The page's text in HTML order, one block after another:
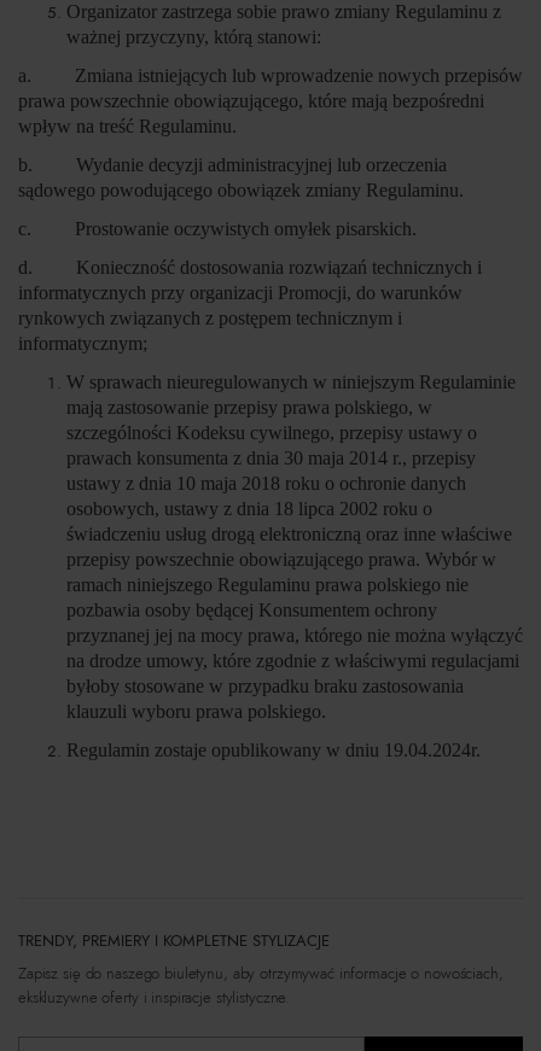
Organizator zastrzega sobie prawo zmiany Regulaminu z
ważnej przyczyny, którą stanowi:
a. Zmiana istniejących lub wprowadzenie nowych przepisów
prawa powszechnie obowiązującego, które mają bezpośredni
wpływ na treść Regulaminu.
b. Wydanie decyzji administracyjnej lub orzeczenia
sądowego powodującego obowiązek zmiany Regulaminu.
c. Prostowanie oczywistych omyłek pisarskich.
d. Konieczność dostosowania rozwiązań technicznych i
informatycznych przy organizacji Promocji, do warunków
rynkowych związanych z postępem technicznym i
informatycznym;
W sprawach nieuregulowanych w niniejszym Regulaminie
mają zastosowanie przepisy prawa polskiego, w
szczególności Kodeksu cywilnego, przepisy ustawy o
prawach konsumenta z dnia 30 maja 2014 r., przepisy
ustawy z dnia 10 maja 2018 roku o ochronie danych
osobowych, ustawy z dnia 18 lipca 2002 roku o
świadczeniu usług drogą elektroniczną oraz inne właściwe
przepisy powszechnie obowiązującego prawa. Wybór w
ramach niniejszego Regulaminu prawa polskiego nie
pozbawia osoby będącej Konsumentem ochrony
przyznanej jej na mocy prawa, którego nie można wyłączyć
na drodze umowy, które zgodnie z właściwymi regulacjami
byłoby stosowane w przypadku braku zastosowania
klauzuli wyboru prawa polskiego.
Regulamin zostaje opublikowany w dniu 19.04.2024r.
TRENDY, PREMIERY I KOMPLETNE STYLIZACJE
Zapisz się do naszego biuletynu, aby otrzymywać informacje o nowościach,
ekskluzywne oferty i inspiracje stylistyczne.